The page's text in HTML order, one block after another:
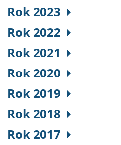
Rok 2023
Rok 2022
Rok 2021
Rok 2020
Rok 2019
Rok 2018
Rok 2017